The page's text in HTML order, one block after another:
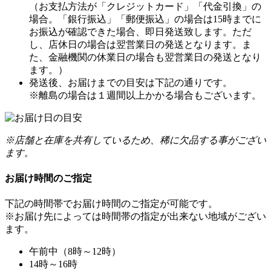
（お支払方法が「クレジットカード」「代金引換」の
場合。「銀行振込」「郵便振込」の場合は15時までに
お振込が確認できた場合、即日発送致します。ただ
し、店休日の場合は翌営業日の発送となります。ま
た、金融機関の休業日の場合も翌営業日の発送となり
ます。）
発送後、お届けまでの目安は下記の通りです。
※離島の場合は１週間以上かかる場合もございます。
※店舗と在庫を共有しているため、稀に欠品する事がござい
ます。
お届け時間のご指定
下記の時間帯でお届け時間のご指定が可能です。
※お届け先によっては時間帯の指定が出来ない地域がござい
ます。
午前中（8時～12時）
14時～16時